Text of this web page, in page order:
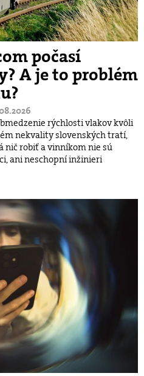
počasí
A je to problém
rýchlosti vlakov kvôli
nekvality slovenských tratí,
nič robiť a vinníkom nie sú
ani neschopní inžinieri